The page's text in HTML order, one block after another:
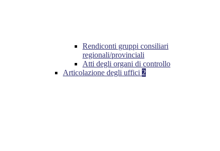
Rendiconti gruppi consiliari
regionali/provinciali
Atti degli organi di controllo
Articolazione degli uffici 2